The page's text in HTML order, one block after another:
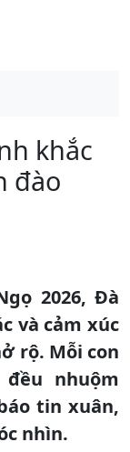
khắc
đào
2026, Đà
và cảm xúc
rộ. Mỗi con
nhuộm
tin xuân,
nhìn.